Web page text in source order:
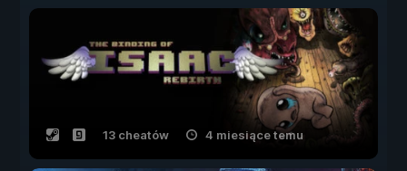
13 cheatów 4 miesiące temu